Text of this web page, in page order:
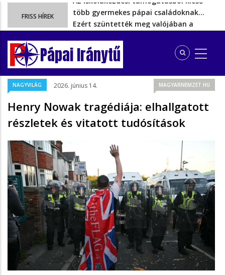
FRISS HÍREK
Ezért szüntették meg valójában a
szén‑dioxid‑kvóta‑adót
Energiakrízis: Magyar Péter szerint még
hetekig nem lehet…
A spanyol enklávét elárasztják a
tengeren érkező migránsok
Rétvári Bence: Magyar Péter gőzerővel
hátrál ki a tanároknak tett…
Az iskolakezdési támogatásból kieső
több gyermekes pápai családoknak…
Pápai Iránytű
NAGYVILÁG 2026. június 14. MAGYARNEMZET.HU
Henry Nowak tragédiája: elhallgatott
részletek és vitatott tudósítások